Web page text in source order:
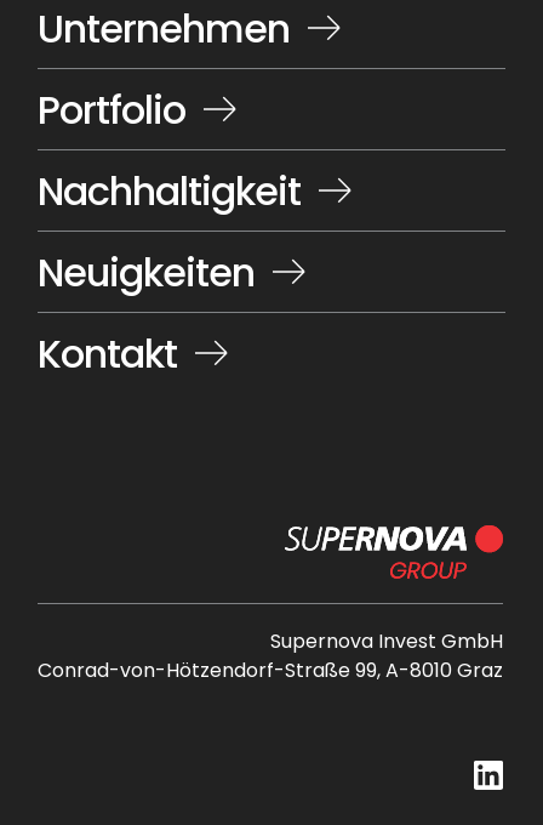
Unternehmen
Portfolio
Nachhaltigkeit
Neuigkeiten
Kontakt
Supernova Invest GmbH
Conrad-von-Hötzendorf-Straße 99, A-8010 Graz